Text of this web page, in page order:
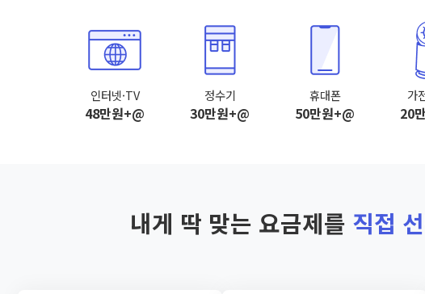
인터넷·TV
48만원+@
정수기
30만원+@
휴대폰
50만원+@
가
20
내게 딱 맞는 요금제를 직접